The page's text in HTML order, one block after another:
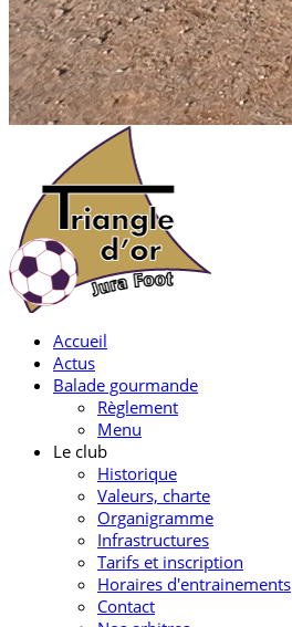
Accueil
Actus
Balade gourmande
Règlement
Menu
Le club
Historique
Valeurs, charte
Organigramme
Infrastructures
Tarifs et inscription
Horaires d'entrainements
Contact